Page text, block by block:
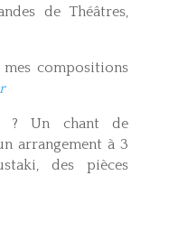
de Théâtres,
compositions
? Un chant de
arrangement à 3
des pièces